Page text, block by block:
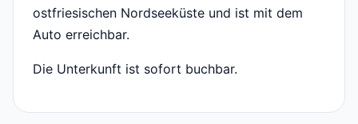
ostfriesischen Nordseeküste und ist mit dem
Auto erreichbar.
Die Unterkunft ist sofort buchbar.